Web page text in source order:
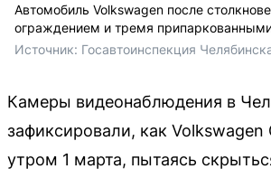
Автомобиль Volkswagen после
ограждением и тремя
Источник: Госавтоинспекция
Камеры видеонаблюдения в
зафиксировали, как Volkswagen
утром 1 марта, пытаясь